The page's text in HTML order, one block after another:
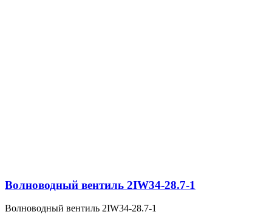
Волноводный вентиль 2IW34-28.7-1
Волноводный вентиль 2IW34-28.7-1